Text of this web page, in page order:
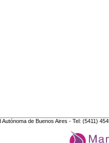
de Buenos Aires - Tel: (5411)